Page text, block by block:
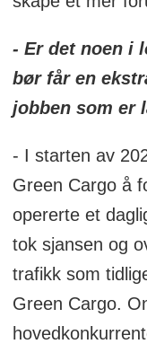
- Er det noen i
bør får en
jobben som er
- I starten av
Green Cargo å
opererte et
tok sjansen og
trafikk som
Green Cargo.